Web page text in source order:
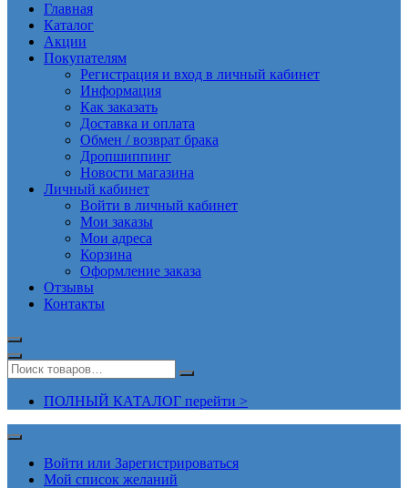
Главная
Каталог
Акции
Покупателям
Регистрация и вход в личный кабинет
Информация
Как заказать
Доставка и оплата
Обмен / возврат брака
Дропшиппинг
Новости магазина
Личный кабинет
Войти в личный кабинет
Мои заказы
Мои адреса
Корзина
Оформление заказа
Отзывы
Контакты
ПОЛНЫЙ КАТАЛОГ перейти >
Войти или Зарегистрироваться
Мой список желаний